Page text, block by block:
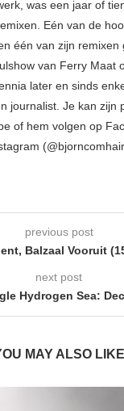
was een jaar of
Eén van de
één van zijn remixen
van Ferry Maat
later en sinds
journalist. Je kan zijn
of hem volgen op
previous post
Balzaal Vooruit
next post
Hydrogen Sea:
MAY ALSO LIKE